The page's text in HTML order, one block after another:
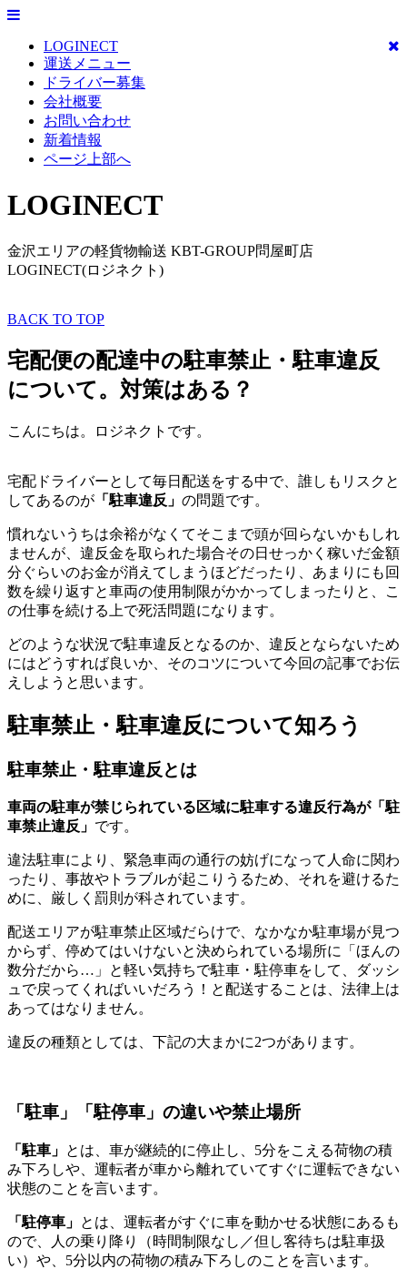
LOGINECT
運送メニュー
ドライバー募集
会社概要
お問い合わせ
新着情報
ページ上部へ
LOGINECT
金沢エリアの軽貨物輸送 KBT-GROUP問屋町店
LOGINECT(ロジネクト)
BACK TO TOP
宅配便の配達中の駐車禁止・駐車違反
について。対策はある？
こんにちは。ロジネクトです。
宅配ドライバーとして毎日配送をする中で、誰しもリスクと
してあるのが 「駐車違反」 の問題です。
慣れないうちは余裕がなくてそこまで頭が回らないかもしれ
ませんが、違反金を取られた場合その日せっかく稼いだ金額
分ぐらいのお金が消えてしまうほどだったり、あまりにも回
数を繰り返すと車両の使用制限がかかってしまったりと、こ
の仕事を続ける上で死活問題になります。
どのような状況で駐車違反となるのか、違反とならないため
にはどうすれば良いか、そのコツについて今回の記事でお伝
えしようと思います。
駐車禁止・駐車違反について知ろう
駐車禁止・駐車違反とは
車両の駐車が禁じられている区域に駐車する違反行為が「駐
車禁止違反」 です。
違法駐車により、緊急車両の通行の妨げになって人命に関わ
ったり、事故やトラブルが起こりうるため、それを避けるた
めに、厳しく罰則が科されています。
配送エリアが駐車禁止区域だらけで、なかなか駐車場が見つ
からず、停めてはいけないと決められている場所に「ほんの
数分だから…」と軽い気持ちで駐車・駐停車をして、ダッシ
ュで戻ってくればいいだろう！と配送することは、法律上は
あってはなりません。
違反の種類としては、下記の大まかに2つがあります。
「駐車」「駐停車」の違いや禁止場所
「駐車」 とは、車が継続的に停止し、5分をこえる荷物の積
み下ろしや、運転者が車から離れていてすぐに運転できない
状態のことを言います。
「駐停車」 とは、運転者がすぐに車を動かせる状態にあるも
ので、人の乗り降り（時間制限なし／但し客待ちは駐車扱
い）や、5分以内の荷物の積み下ろしのことを言います。